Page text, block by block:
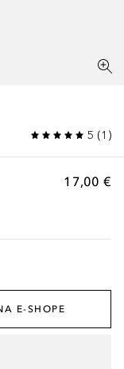
5 (1 )
17,00 €
E-SHOPE